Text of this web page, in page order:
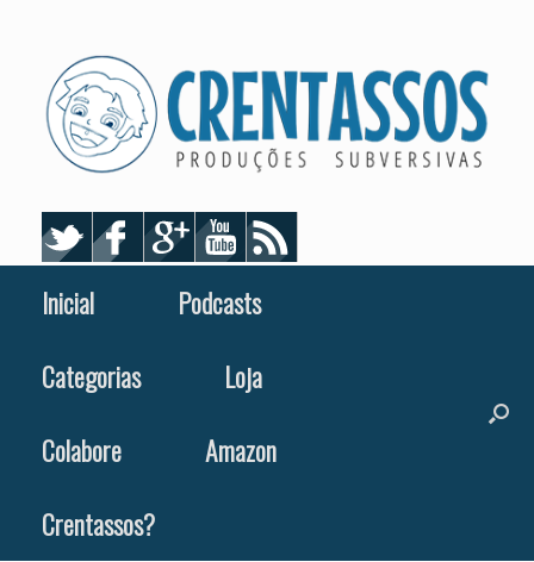
Inicial
Podcasts
Categorias
Loja
Colabore
Amazon
Crentassos?